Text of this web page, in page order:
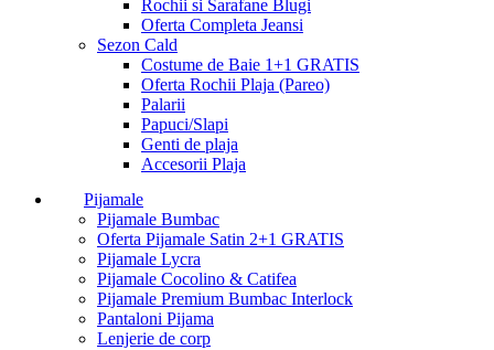
Rochii si Sarafane Blugi
Oferta Completa Jeansi
Sezon Cald
Costume de Baie 1+1 GRATIS
Oferta Rochii Plaja (Pareo)
Palarii
Papuci/Slapi
Genti de plaja
Accesorii Plaja
Pijamale
Pijamale Bumbac
Oferta Pijamale Satin 2+1 GRATIS
Pijamale Lycra
Pijamale Cocolino & Catifea
Pijamale Premium Bumbac Interlock
Pantaloni Pijama
Lenjerie de corp